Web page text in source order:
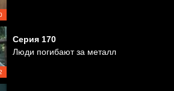
Серия 170
Люди погибают за металл